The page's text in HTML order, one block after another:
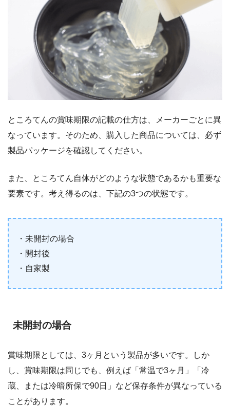
ところてんの賞味期限の記載の仕方は、メーカーごとに異
なっています。そのため、購入した商品については、必ず
製品パッケージを確認してください。
また、ところてん自体がどのような状態であるかも重要な
要素です。考え得るのは、下記の3つの状態です。
・未開封の場合
・開封後
・自家製
未開封の場合
賞味期限としては、3ヶ月という製品が多いです。しか
し、賞味期限は同じでも、例えば「常温で3ヶ月」「冷
蔵、または冷暗所保で90日」など保存条件が異なっている
ことがあります。